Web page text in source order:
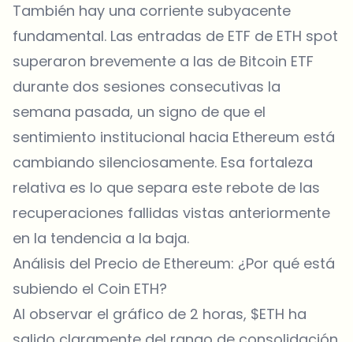
También hay una corriente subyacente
fundamental. Las entradas de ETF de ETH spot
superaron brevemente a las de Bitcoin ETF
durante dos sesiones consecutivas la
semana pasada, un signo de que el
sentimiento institucional hacia Ethereum está
cambiando silenciosamente. Esa fortaleza
relativa es lo que separa este rebote de las
recuperaciones fallidas vistas anteriormente
en la tendencia a la baja.
Análisis del Precio de Ethereum: ¿Por qué está
subiendo el Coin ETH?
Al observar el gráfico de 2 horas, $ETH ha